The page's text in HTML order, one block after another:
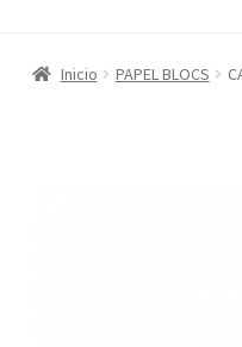
Inicio CarritoFinalizar
Inicio PAPEL BLOCS